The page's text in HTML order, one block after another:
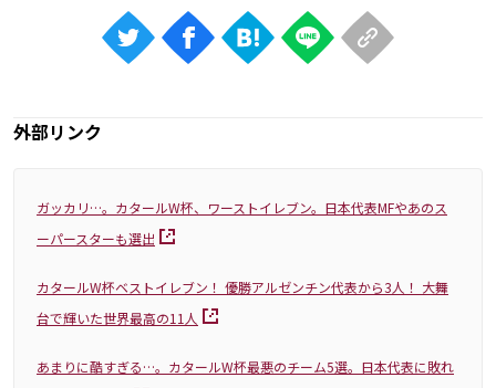
外部リンク
ガッカリ…。カタールW杯、ワーストイレブン。日本代表MFやあのス
ーパースターも選出
カタールW杯ベストイレブン！ 優勝アルゼンチン代表から3人！ 大舞
台で輝いた世界最高の11人
あまりに酷すぎる…。カタールW杯最悪のチーム5選。日本代表に敗れ